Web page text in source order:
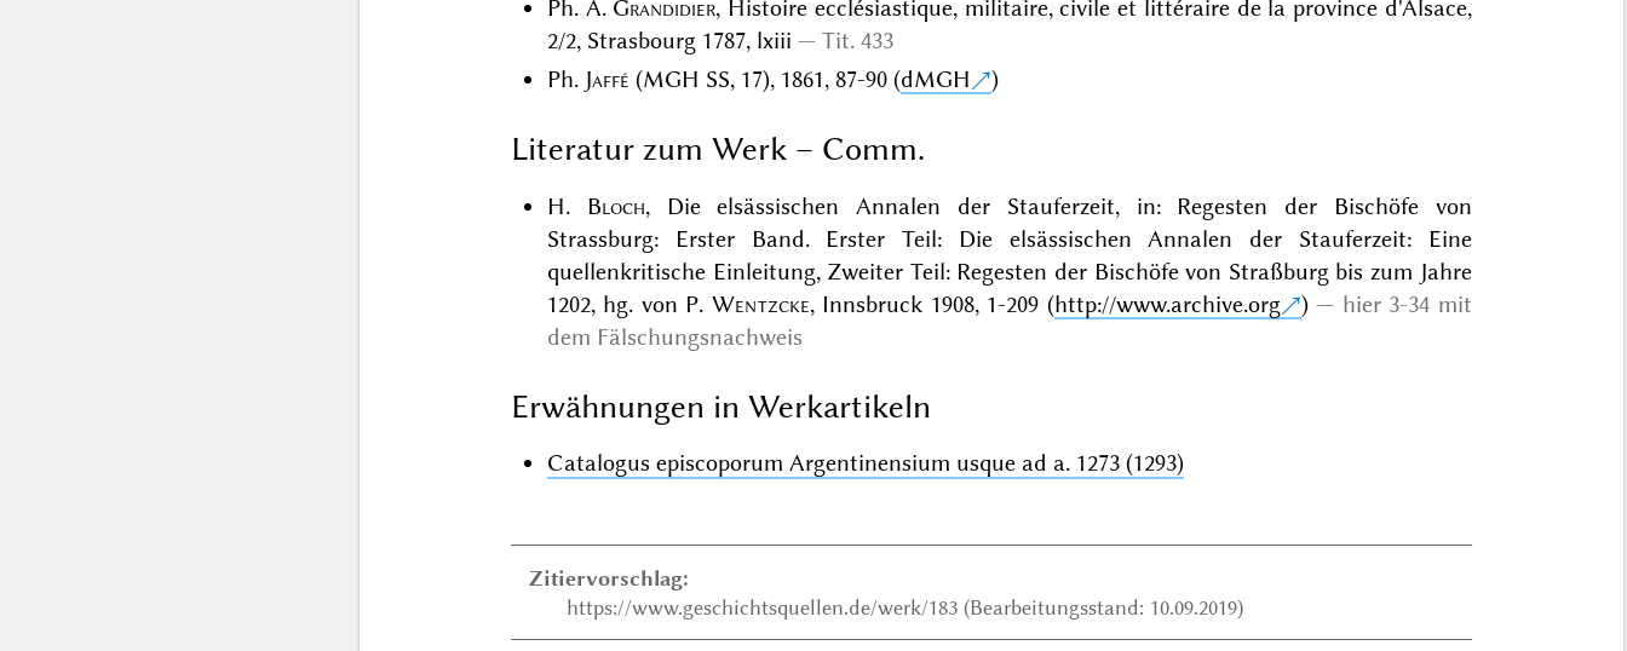
Ph. A. Grandidier, Histoire ecclésiastique, militaire, civile et littéraire de la province d'Alsace,
2/2, Strasbourg 1787, lxiii
Tit. 433
Ph. Jaffé (MGH SS, 17), 1861, 87-90 (dMGH )
Literatur zum Werk – Comm.
H. Bloch, Die elsässischen Annalen der Stauferzeit, in: Regesten der Bischöfe von
Strassburg: Erster Band. Erster Teil: Die elsässischen Annalen der Stauferzeit: Eine
quellenkritische Einleitung, Zweiter Teil: Regesten der Bischöfe von Straßburg bis zum Jahre
1202, hg. von P. Wentzcke, Innsbruck 1908, 1-209 (http://www.archive.org )
hier 3-34 mit
dem Fälschungsnachweis
Erwähnungen in Werkartikeln
Catalogus episcoporum Argentinensium usque ad a. 1273 (1293)
Zitiervorschlag:
https://www.geschichtsquellen.de/werk/183 (Bearbeitungsstand: 10.09.2019)